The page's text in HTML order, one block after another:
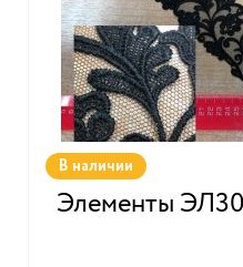
В наличии
Элементы